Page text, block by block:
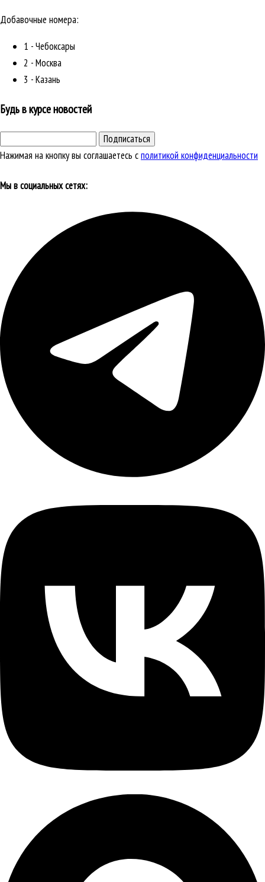
Добавочные номера:
1 - Чебоксары
2 - Москва
3 - Казань
Будь в курсе новостей
Подписаться
Нажимая на кнопку вы соглашаетесь сполитикой конфиденциальности
Мы в социальных сетях: